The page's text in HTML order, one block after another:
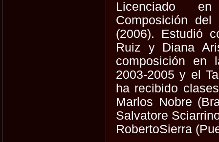
Licenciado
Composición del
(2006). Estudió
Ruiz y Diana
composición en
2003-2005 y el
ha recibido
Marlos Nobre
Salvatore
RobertoSierra